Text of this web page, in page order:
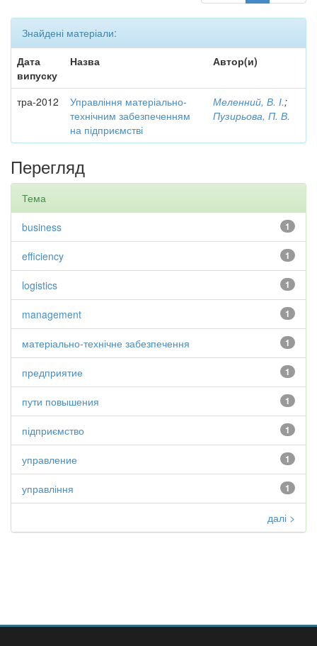
Знайдені матеріали:
Дата
випуску
Назва Автор(и)
тра-2012
Управління матеріально-
технічним забезпеченням
на підприємстві
Меленний, В. І.;
Пузирьова, П. В.
Перегляд
Тема
1
business
1
efficiency
1
logistics
1
management
1
матеріально-технічне забезпечення
1
предприятие
1
пути повышения
1
підприємство
1
управление
1
управління
далі >